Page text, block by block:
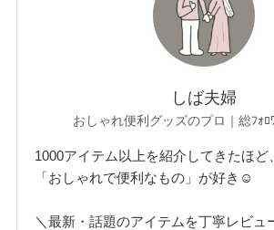
しば夫婦
おしゃれ便利グッズのプロ｜総ﾌｫﾛ
1000アイテム以上を紹介してきたほど、
「おしゃれで便利なもの」が好き☺︎
＼最新・話題のアイテムを丁寧レビュ